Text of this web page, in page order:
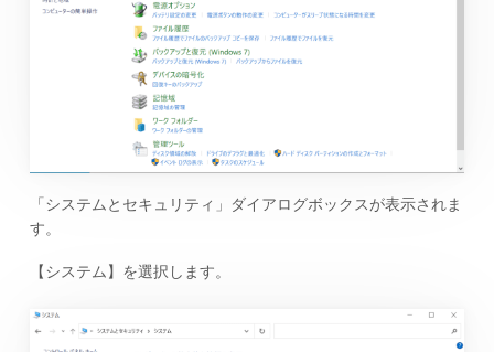
「システムとセキュリティ」ダイアログボックスが表示されま
す。
【システム】を選択します。